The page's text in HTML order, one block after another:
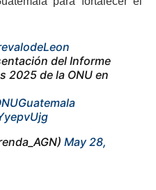
del Informe
2025 de la ONU en
May 28,